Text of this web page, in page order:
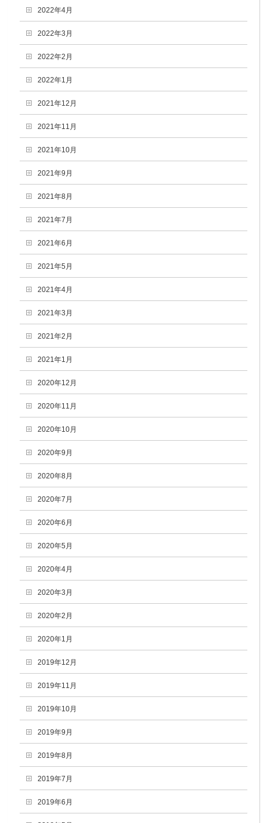
2022年4月
2022年3月
2022年2月
2022年1月
2021年12月
2021年11月
2021年10月
2021年9月
2021年8月
2021年7月
2021年6月
2021年5月
2021年4月
2021年3月
2021年2月
2021年1月
2020年12月
2020年11月
2020年10月
2020年9月
2020年8月
2020年7月
2020年6月
2020年5月
2020年4月
2020年3月
2020年2月
2020年1月
2019年12月
2019年11月
2019年10月
2019年9月
2019年8月
2019年7月
2019年6月